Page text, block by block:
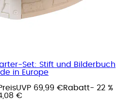
Set: Stift und Bilderbuch
in Europe
UVP 69,99 €Rabatt- 22 %
€